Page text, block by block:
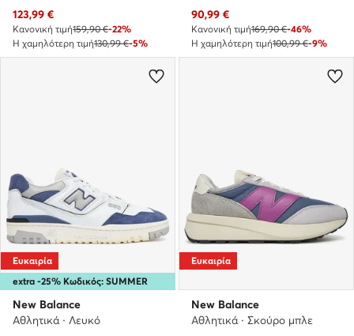
Τρέχουσα τιμή
123,99 €
Κανονική τιμή159,90 €-22%
Η χαμηλότερη τιμή130,99 €-5%
Τρέχουσα τιμή
90,99 €
Κανονική τιμή169,90 €-46%
Η χαμηλότερη τιμή100,99 €-9%
extra -25% Κωδικός: SUMMER
Ευκαιρία
New Balance
Αθλητικά · Λευκό
Ευκαιρία
New Balance
Αθλητικά · Σκούρο μπλε